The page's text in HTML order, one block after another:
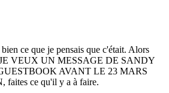
ce que je pensais que c'était. Alors
JE VEUX UN MESSAGE DE SANDY
AVANT LE 23 MARS
faites ce qu'il y a à faire.